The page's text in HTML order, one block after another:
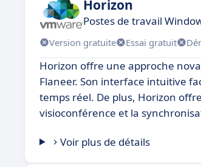
Horizon
Postes de travail
Version gratuite Essai gratuit
Horizon offre une approche
Flaneer. Son interface intuitive
temps réel. De plus, Horizon
visioconférence et la
Voir plus de détails